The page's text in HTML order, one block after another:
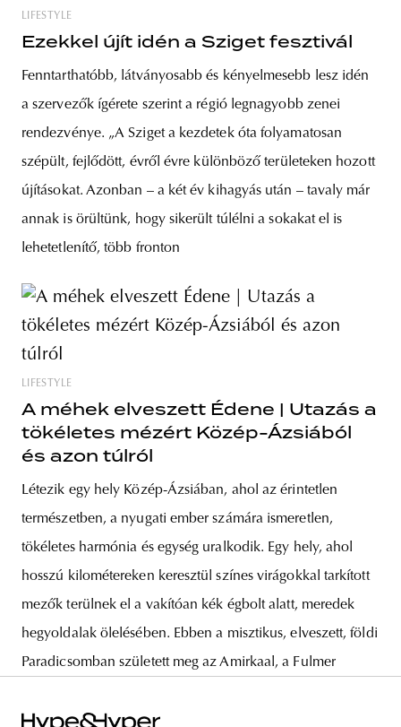
LIFESTYLE
Ezekkel újít idén a Sziget fesztivál
Fenntarthatóbb, látványosabb és kényelmesebb lesz idén
a szervezők ígérete szerint a régió legnagyobb zenei
rendezvénye. „A Sziget a kezdetek óta folyamatosan
szépült, fejlődött, évről évre különböző területeken hozott
újításokat. Azonban – a két év kihagyás után – tavaly már
annak is örültünk, hogy sikerült túlélni a sokakat el is
lehetetlenítő, több fronton
LIFESTYLE
A méhek elveszett Édene | Utazás a
tökéletes mézért Közép-Ázsiából
és azon túlról
Létezik egy hely Közép-Ázsiában, ahol az érintetlen
természetben, a nyugati ember számára ismeretlen,
tökéletes harmónia és egység uralkodik. Egy hely, ahol
hosszú kilométereken keresztül színes virágokkal tarkított
mezők terülnek el a vakítóan kék égbolt alatt, meredek
hegyoldalak ölelésében. Ebben a misztikus, elveszett, földi
Paradicsomban született meg az Amirkaal, a Fulmer